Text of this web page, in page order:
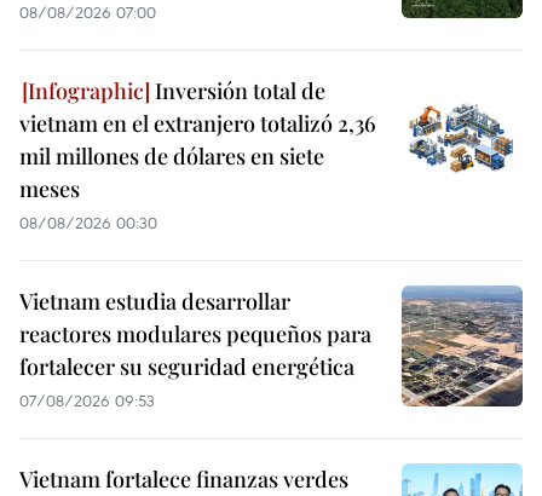
08/08/2026 07:00
Inversión total de
vietnam en el extranjero totalizó 2,36
mil millones de dólares en siete
meses
08/08/2026 00:30
Vietnam estudia desarrollar
reactores modulares pequeños para
fortalecer su seguridad energética
07/08/2026 09:53
Vietnam fortalece finanzas verdes